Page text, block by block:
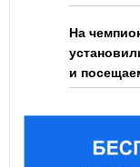
На
и